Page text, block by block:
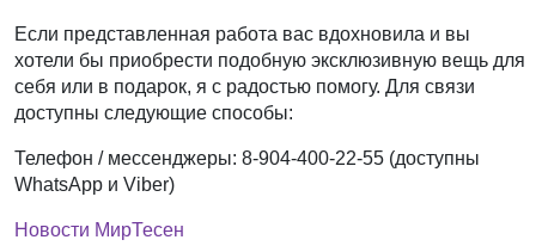
Если представленная работа вас вдохновила и вы
хотели бы приобрести подобную эксклюзивную вещь для
себя или в подарок, я с радостью помогу. Для связи
доступны следующие способы:
Телефон / мессенджеры: 8-904-400-22-55 (доступны
WhatsApp и Viber)
Новости МирТесен